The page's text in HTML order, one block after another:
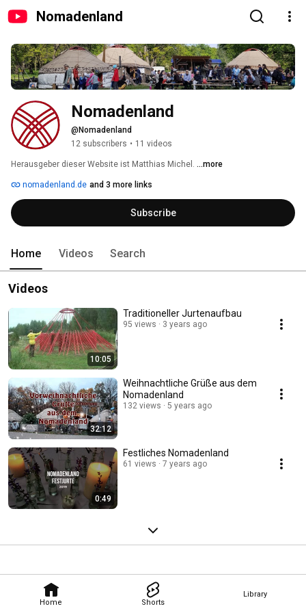
Nomadenland
Home Shorts
Library
Nomadenland
@Nomadenland
12 subscribers • 11 videos
Herausgeber dieser Website ist Matthias Michel. ...more
nomadenland.de and 3 more links
Subscribe
Home Videos Search
Videos
10:05
Traditioneller Jurtenaufbau
95 views 3 years ago
32:12
Weihnachtliche Grüße aus dem
Nomadenland
132 views 5 years ago
0:49
Festliches Nomadenland
61 views 7 years ago